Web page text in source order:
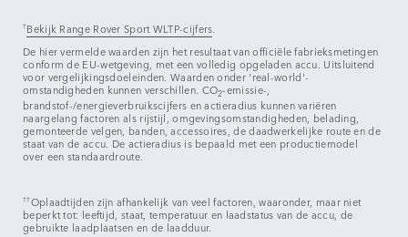
†Bekijk Range Rover Sport WLTP-cijfers.
De hier vermelde waarden zijn het resultaat van officiële fabrieksmetingen
conform de EU-wetgeving, met een volledig opgeladen accu. Uitsluitend
voor vergelijkingsdoeleinden. Waarden onder 'real-world'-
omstandigheden kunnen verschillen. CO2-emissie-,
brandstof-/energieverbruikscijfers en actieradius kunnen variëren
naargelang factoren als rijstijl, omgevingsomstandigheden, belading,
gemonteerde velgen, banden, accessoires, de daadwerkelijke route en de
staat van de accu. De actieradius is bepaald met een productiemodel
over een standaardroute.
††Oplaadtijden zijn afhankelijk van veel factoren, waaronder, maar niet
beperkt tot: leeftijd, staat, temperatuur en laadstatus van de accu, de
gebruikte laadplaatsen en de laadduur.